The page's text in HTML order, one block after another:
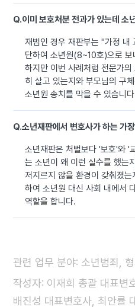
Q.이미 보호처분 전과가 있는데 소
재범인 경우 재판부는 "가정 내
단하여 소년원(8~10호)으로
하지만 이번 사례처럼 전문가
히 살고 있는지와 부모님의 구
소년원 송치를 막을 수 있습니
Q.소년재판에서 변호사가 하는 가
소년재판은 처벌보다 '보호'와 '
는 소년이 왜 이런 실수를 했는
저지르지 않을 환경이 갖춰졌
하여 소년원 대신 사회 내에서
역할을 합니다.
관련 업무 분야: 소년범죄,
작성자: 이재희 총괄 대표변
배진성 대표변호사, 최안률